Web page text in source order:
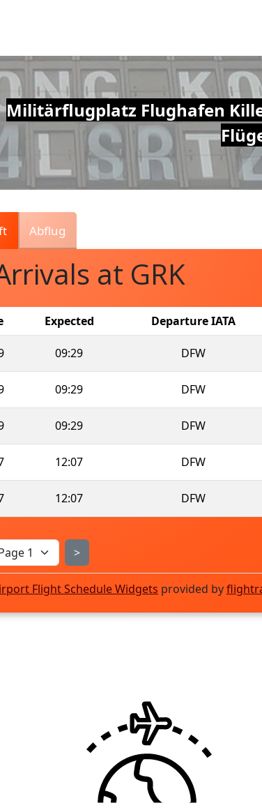
Militärflugplatz Flughafen
Abflug
at GRK
Expected Departure IATA
09:29 DFW
09:29 DFW
09:29 DFW
12:07 DFW
12:07 DFW
>
Flight Schedule Widgets provided by